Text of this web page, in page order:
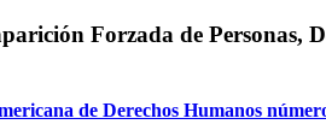
Forzada de Personas,
de Derechos Humanos